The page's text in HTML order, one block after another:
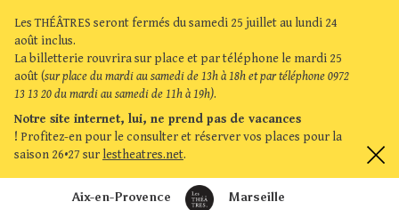
Les THÉÂTRES seront fermés du samedi 25 juillet au lundi 24
août inclus.
La billetterie rouvrira sur place et par téléphone le mardi 25
août (sur place du mardi au samedi de 13h à 18h et par téléphone 0972
13 13 20 du mardi au samedi de 11h à 19h).
Notre site internet, lui, ne prend pas de vacances
! Profitez-en pour le consulter et réserver vos places pour la
saison 26•27 sur lestheatres.net.
Marseille
Aix-en-Provence